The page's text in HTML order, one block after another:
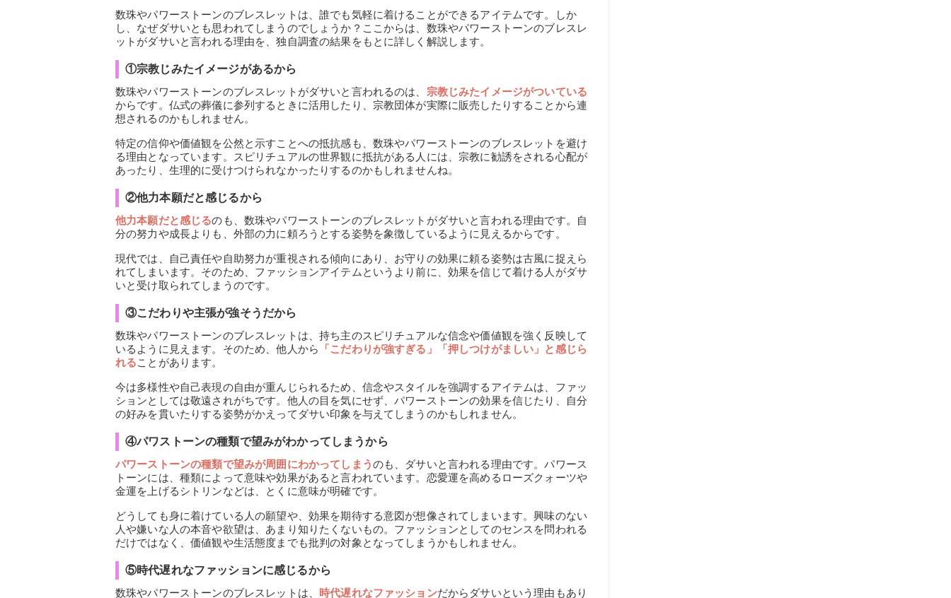
数珠やパワーストーンのブレスレットは、誰でも気軽に着けることができるアイテムです。しか
し、なぜダサいとも思われてしまうのでしょうか？ここからは、数珠やパワーストーンのブレスレ
ットがダサいと言われる理由を、独自調査の結果をもとに詳しく解説します。
①宗教じみたイメージがあるから
数珠やパワーストーンのブレスレットがダサいと言われるのは、 宗教じみたイメージがついている
からです。仏式の葬儀に参列するときに活用したり、宗教団体が実際に販売したりすることから連
想されるのかもしれません。
特定の信仰や価値観を公然と示すことへの抵抗感も、数珠やパワーストーンのブレスレットを避け
る理由となっています。スピリチュアルの世界観に抵抗がある人には、宗教に勧誘をされる心配が
あったり、生理的に受けつけられなかったりするのかもしれませんね。
②他力本願だと感じるから
他力本願だと感じるのも、数珠やパワーストーンのブレスレットがダサいと言われる理由です。自
分の努力や成長よりも、外部の力に頼ろうとする姿勢を象徴しているように見えるからです。
現代では、自己責任や自助努力が重視される傾向にあり、お守りの効果に頼る姿勢は古風に捉えら
れてしまいます。そのため、ファッションアイテムというより前に、効果を信じて着ける人がダサ
いと受け取られてしまうのです。
③こだわりや主張が強そうだから
数珠やパワーストーンのブレスレットは、持ち主のスピリチュアルな信念や価値観を強く反映して
いるように見えます。そのため、他人から
「こだわりが強すぎる」「押しつけがましい」と感じら
れることがあります。
今は多様性や自己表現の自由が重んじられるため、信念やスタイルを強調するアイテムは、ファッ
ションとしては敬遠されがちです。他人の目を気にせず、パワーストーンの効果を信じたり、自分
の好みを貫いたりする姿勢がかえってダサい印象を与えてしまうのかもしれません。
④パワストーンの種類で望みがわかってしまうから
パワーストーンの種類で望みが周囲にわかってしまうのも、ダサいと言われる理由です。パワース
トーンには、種類によって意味や効果があると言われています。恋愛運を高めるローズクォーツや
金運を上げるシトリンなどは、とくに意味が明確です。
どうしても身に着けている人の願望や、効果を期待する意図が想像されてしまいます。興味のない
人や嫌いな人の本音や欲望は、あまり知りたくないもの。ファッションとしてのセンスを問われる
だけではなく、価値観や生活態度までも批判の対象となってしまうかもしれません。
⑤時代遅れなファッションに感じるから
数珠やパワーストーンのブレスレットは、 時代遅れなファッションだからダサいという理由もあり